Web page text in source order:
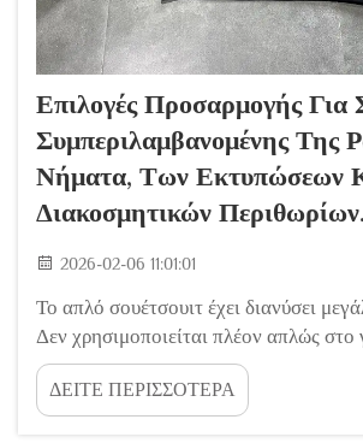
Επιλογές Προσαρμογής Για
Συμπεριλαμβανομένης Της
Νήματα, Των Εκτυπώσεων
Διακοσμητικών Περιθωρίων.
2026-02-06 11:01:01
Το απλό σουέτσουιτ έχει διανύσει
Δεν χρησιμοποιείται πλέον απλώς στο
για χαλαρή διαμονή στο σπίτι. Σήμερα,
σχεδιασμένο σουέτσουιτ αποτελεί ένα
ενδύματα, ένα βασικό στοιχείο της
ΔΕΙΤΕ ΠΕΡΙΣΣΟΤΕΡΑ